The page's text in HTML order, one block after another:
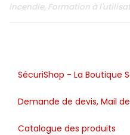
incendie, Formation à
SécuriShop - La Boutique
Demande de devis, Mail
Catalogue des produits